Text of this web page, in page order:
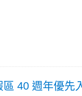
40 週年優先